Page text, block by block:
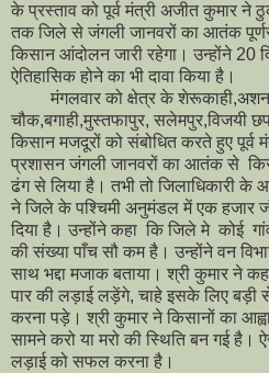
के प्रस्ताव को पूर्व मंत्री अजीत कुमार ने
तक जिले से जंगली जानवरों का आतंक
किसान आंदोलन जारी रहेगा। उन्होंने 20
ऐतिहासिक होने का भी दावा किया है।
मंगलवार को क्षेत्र के
चौक,बगाही,मुस्तफापुर, सलेमपुर,विजयी
किसान मजदूरों को संबोधित करते हुए पूर्व
प्रशासन जंगली जानवरों का आतंक से
ढंग से लिया है। तभी तो जिलाधिकारी के
ने जिले के पश्चिमी अनुमंडल में एक हजार
दिया है। उन्होंने कहा कि जिले मे कोई
की संख्या पाँच सौ कम है। उन्होंने वन
साथ भद्दा मजाक बताया। श्री कुमार ने
पार की लड़ाई लड़ेंगे, चाहे इसके लिए बड़ी
करना पड़े। श्री कुमार ने किसानों का
सामने करो या मरो की स्थिति बन गई है।
लड़ाई को सफल करना है।